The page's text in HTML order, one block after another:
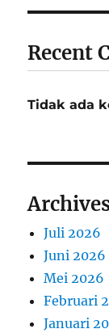
Recent
Tidak ada
Juli 2026
Juni 2026
Mei 2026
Februari
Januari